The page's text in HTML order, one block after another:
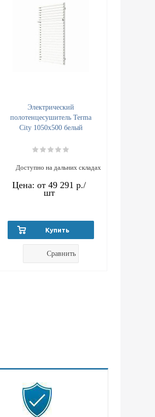
Электрический
полотенцесушитель Terma
City 1050x500 белый
Доступно на дальних складах
Цена: от 49 291 р./
шт
Купить
Сравнить